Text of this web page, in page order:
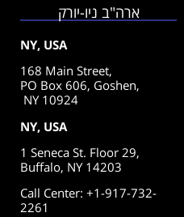
ארה"ב ניו-יורק
NY, USA
168 Main Street,
PO Box 606, Goshen,
NY 10924
NY, USA
1 Seneca St. Floor 29,
Buffalo, NY 14203
Call Center: +1-917-732-
2261